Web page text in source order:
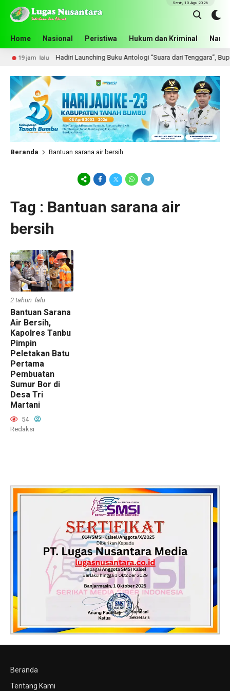
Home Nasional Peristiwa Hukum dan Kriminal
Senin, 10 Agu 2026
19 jam lalu Hadiri Launching Buku Antologi “Suara dari Tenggara”,
Beranda Bantuan sarana air bersih
Tag : Bantuan sarana air
bersih
2 tahun lalu
Bantuan Sarana
Air Bersih,
Kapolres Tanbu
Pimpin
Peletakan Batu
Pertama
Pembuatan
Sumur Bor di
Desa Tri
Martani
54
Redaksi
Beranda
Tentang Kami